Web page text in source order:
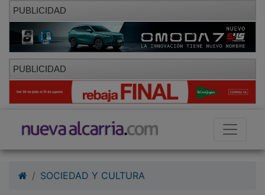
PUBLICIDAD
PUBLICIDAD
SOCIEDAD Y CULTURA